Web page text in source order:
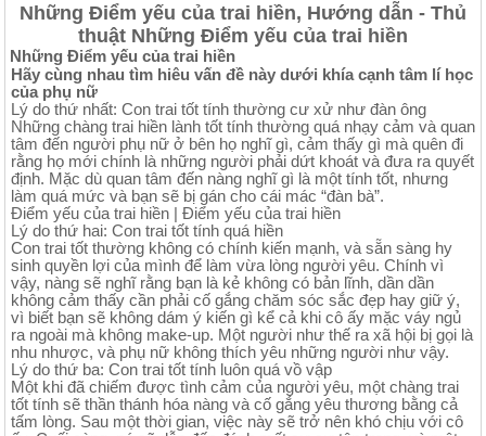
Những Điểm yếu của trai hiền, Hướng dẫn - Thủ
thuật Những Điểm yếu của trai hiền
Những Điểm yếu của trai hiền
Hãy cùng nhau tìm hiêu vấn đề này dưới khía cạnh tâm lí học
của phụ nữ
Lý do thứ nhất: Con trai tốt tính thường cư xử như đàn ông
Những chàng trai hiền lành tốt tính thường quá nhạy cảm và quan
tâm đến người phụ nữ ở bên họ nghĩ gì, cảm thấy gì mà quên đi
rằng họ mới chính là những người phải dứt khoát và đưa ra quyết
định. Mặc dù quan tâm đến nàng nghĩ gì là một tính tốt, nhưng
làm quá mức và bạn sẽ bị gán cho cái mác “đàn bà”.
Điểm yếu của trai hiền | Điểm yếu của trai hiền
Lý do thứ hai: Con trai tốt tính quá hiền
Con trai tốt thường không có chính kiến mạnh, và sẵn sàng hy
sinh quyền lợi của mình để làm vừa lòng người yêu. Chính vì
vậy, nàng sẽ nghĩ rằng bạn là kẻ không có bản lĩnh, dần dần
không cảm thấy cần phải cố gắng chăm sóc sắc đẹp hay giữ ý,
vì biết bạn sẽ không dám ý kiến gì kể cả khi cô ấy mặc váy ngủ
ra ngoài mà không make-up. Một người như thế ra xã hội bị gọi là
nhu nhược, và phụ nữ không thích yêu những người như vậy.
Lý do thứ ba: Con trai tốt tính luôn quá vồ vập
Một khi đã chiếm được tình cảm của người yêu, một chàng trai
tốt tính sẽ thần thánh hóa nàng và cố gắng yêu thương bằng cả
tấm lòng. Sau một thời gian, việc này sẽ trở nên khó chịu với cô